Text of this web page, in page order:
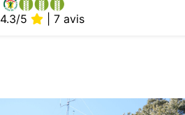
4.3/5 | 7 avis